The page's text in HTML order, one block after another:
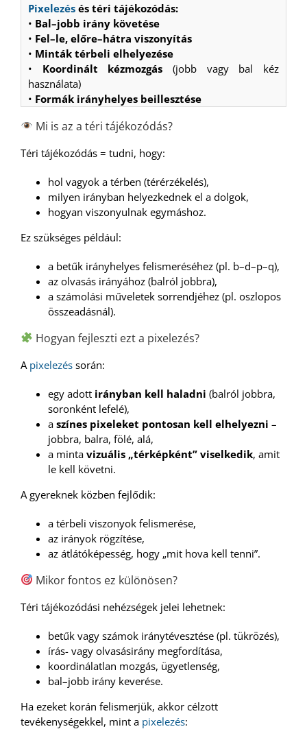
Pixelezésés téri tájékozódás:
• Bal–jobb irány követése
• Fel–le, előre–hátra viszonyítás
• Minták térbeli elhelyezése
• Koordinált kézmozgás (jobb vagy bal kéz
használata)
• Formák irányhelyes beillesztése
Mi is az a téri tájékozódás?
Téri tájékozódás = tudni, hogy:
hol vagyok a térben (térérzékelés),
milyen irányban helyezkednek el a dolgok,
hogyan viszonyulnak egymáshoz.
Ez szükséges például:
a betűk irányhelyes felismeréséhez (pl. b–d–p–q),
az olvasás irányához (balról jobbra),
a számolási műveletek sorrendjéhez (pl. oszlopos
összeadásnál).
Hogyan fejleszti ezt a pixelezés?
A pixelezéssorán:
egy adott irányban kell haladni (balról jobbra,
soronként lefelé),
a színes pixeleket pontosan kell elhelyezni –
jobbra, balra, fölé, alá,
a minta vizuális „térképként” viselkedik, amit
le kell követni.
A gyereknek közben fejlődik:
a térbeli viszonyok felismerése,
az irányok rögzítése,
az átlátóképesség, hogy „mit hova kell tenni”.
Mikor fontos ez különösen?
Téri tájékozódási nehézségek jelei lehetnek:
betűk vagy számok iránytévesztése (pl. tükrözés),
írás- vagy olvasásirány megfordítása,
koordinálatlan mozgás, ügyetlenség,
bal–jobb irány keverése.
Ha ezeket korán felismerjük, akkor célzott
tevékenységekkel, mint a pixelezés: